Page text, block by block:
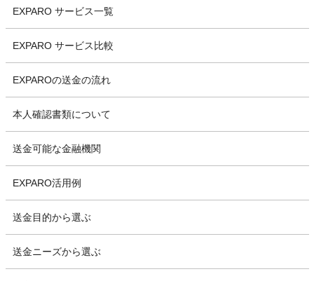
EXPARO サービス一覧
EXPARO サービス比較
EXPAROの送金の流れ
本人確認書類について
送金可能な金融機関
EXPARO活用例
送金目的から選ぶ
送金ニーズから選ぶ